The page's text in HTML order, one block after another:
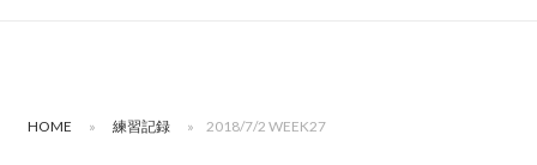
HOME » 練習記録 » 2018/7/2 WEEK27